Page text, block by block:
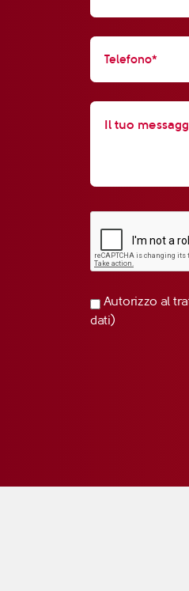
Autorizzo al
dati)